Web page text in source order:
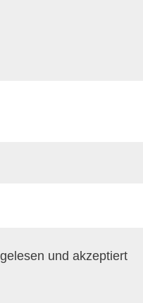
gelesen und akzeptiert